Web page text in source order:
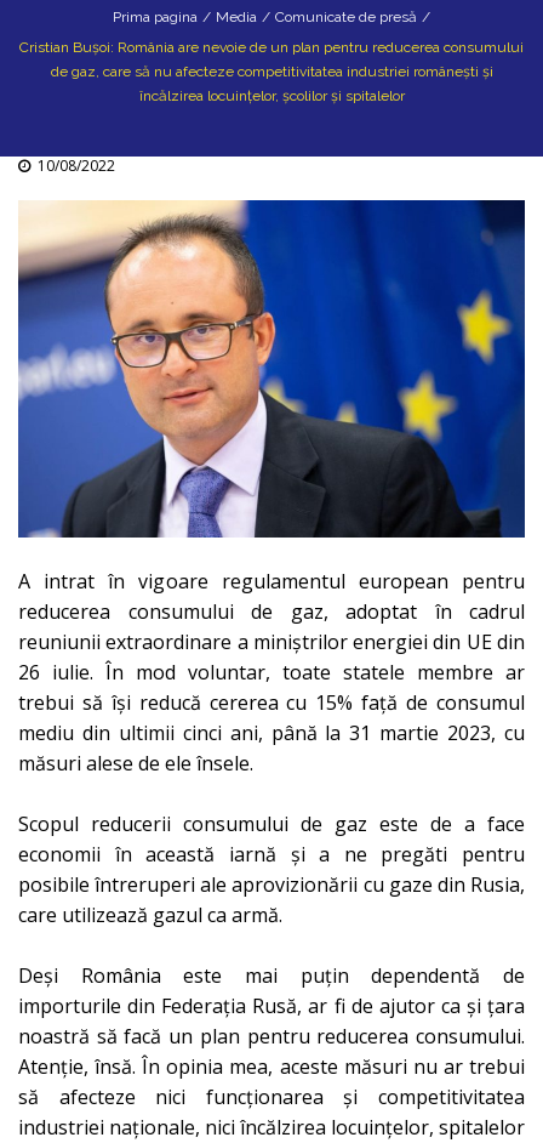
Prima pagina / Media / Comunicate de presă /
Cristian Bușoi: România are nevoie de un plan pentru reducerea consumului
de gaz, care să nu afecteze competitivitatea industriei românești și
încălzirea locuințelor, școlilor și spitalelor
10/08/2022
A intrat în vigoare regulamentul european pentru
reducerea consumului de gaz, adoptat în cadrul
reuniunii extraordinare a miniștrilor energiei din UE din
26 iulie. În mod voluntar, toate statele membre ar
trebui să își reducă cererea cu 15% față de consumul
mediu din ultimii cinci ani, până la 31 martie 2023, cu
măsuri alese de ele însele.
Scopul reducerii consumului de gaz este de a face
economii în această iarnă și a ne pregăti pentru
posibile întreruperi ale aprovizionării cu gaze din Rusia,
care utilizează gazul ca armă.
Deși România este mai puțin dependentă de
importurile din Federația Rusă, ar fi de ajutor ca și țara
noastră să facă un plan pentru reducerea consumului.
Atenție, însă. În opinia mea, aceste măsuri nu ar trebui
să afecteze nici funcționarea și competitivitatea
industriei naționale, nici încălzirea locuințelor, spitalelor